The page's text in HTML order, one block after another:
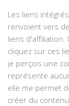
Les liens
renvoient vers
liens d'affiliation.
cliquez sur ces
je perçois une
représente
elle me permet
créer du